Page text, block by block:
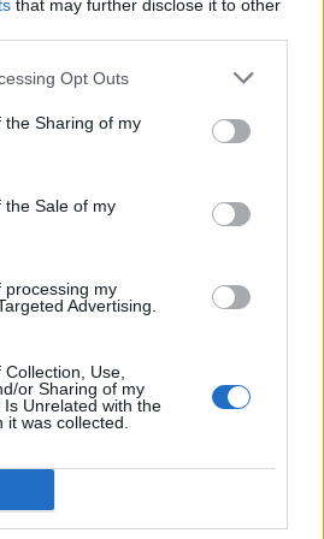
that may further disclose it to other
Opt Outs
the Sharing of my
the Sale of my
processing my
Advertising.
Use,
or Sharing of my
Unrelated with the
was collected.
Cortenuova (41)
Valle Imagna (4)
di Mezzate (68)
Volpino (280)
Credaro (98)
Cusio (1)
Dalmine (397)
Entratico (29)